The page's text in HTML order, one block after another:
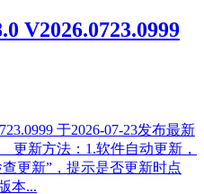
V2026.0723.0999
于2026-07-23发布最新
更新方法：1.软件自动更新，
更新”，提示是否更新时点
本...